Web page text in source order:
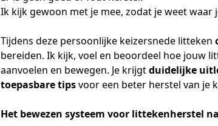
Ik kijk gewoon met je mee, zodat je weet waar
Tijdens deze persoonlijke keizersnede litteken
bereiden. Ik kijk, voel en beoordeel hoe jouw
aanvoelen en bewegen. Je krijgtduidelijke
toepasbare tipsvoor een beter herstel van je
Het bewezen systeem voor littekenherstel